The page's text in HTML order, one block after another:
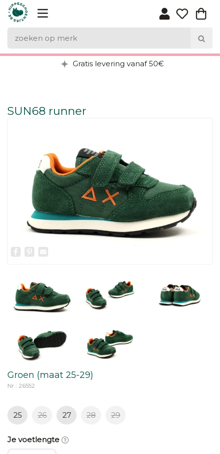
Gratis levering vanaf 50€
SUN68 runner
Facebook
Pinterest
Groen (maat 25-29)
Nr.: 26552
25 26 27 28 29
Je voetlengte